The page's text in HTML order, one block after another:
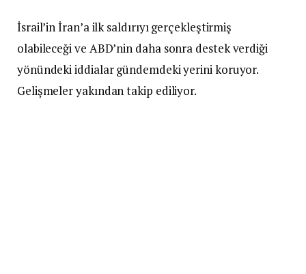
İsrail’in İran’a ilk saldırıyı gerçekleştirmiş
olabileceği ve ABD’nin daha sonra destek verdiği
yönündeki iddialar gündemdeki yerini koruyor.
Gelişmeler yakından takip ediliyor.